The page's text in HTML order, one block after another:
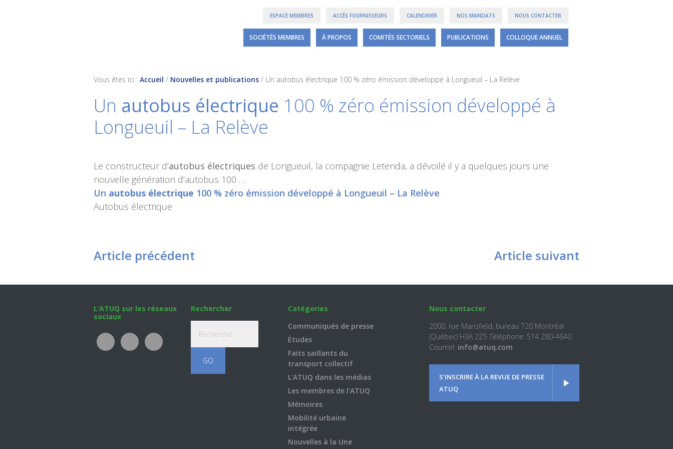
ESPACE MEMBRES ACCÈS FOURNISSEURS CALENDRIER NOS MANDATS NOUS CONTACTER
SOCIÉTÉS MEMBRES À PROPOS COMITÉS SECTORIELS PUBLICATIONS COLLOQUE ANNUEL
Vous êtes ici : Accueil / Nouvelles et publications / Un autobus électrique 100 % zéro émission développé à Longueuil – La Relève
Un autobus électrique 100 % zéro émission développé à
Longueuil – La Relève
Le constructeur d’autobus électriques de Longueuil, la compagnie Letenda, a dévoilé il y a quelques jours une
nouvelle génération d’autobus 100 …
Un autobus électrique 100 % zéro émission développé à Longueuil – La Relève
Autobus électrique
Article précédent Article suivant
L’ATUQ sur les réseaux
sociaux
Rechercher
Catégories
Communiqués de presse
Études
Faits saillants du
transport collectif
L'ATUQ dans les médias
Les membres de l'ATUQ
Mémoires
Mobilité urbaine
intégrée
Nouvelles à la Une
Nous contacter
2000, rue Mansfield, bureau 720 Montréal
(Québec) H3A 2Z5 Téléphone: 514 280-4640
Courriel: info@atuq.com
S'INSCRIRE À LA REVUE DE PRESSE
ATUQ